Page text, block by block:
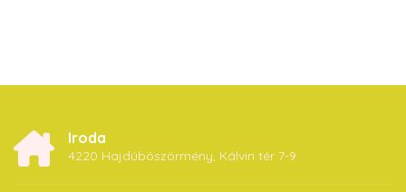
Iroda
4220 Hajdúböszörmény, Kálvin tér 7-9